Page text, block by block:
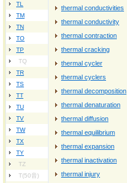
TL
TM
TN
TO
TP
TQ
TR
TS
TT
TU
TV
TW
TX
TY
TZ
T(50音)
thermal conductivities
thermal conductivity
thermal contraction
thermal cracking
thermal cycler
thermal cyclers
thermal decomposition
thermal denaturation
thermal diffusion
thermal equilibrium
thermal expansion
thermal inactivation
thermal injury